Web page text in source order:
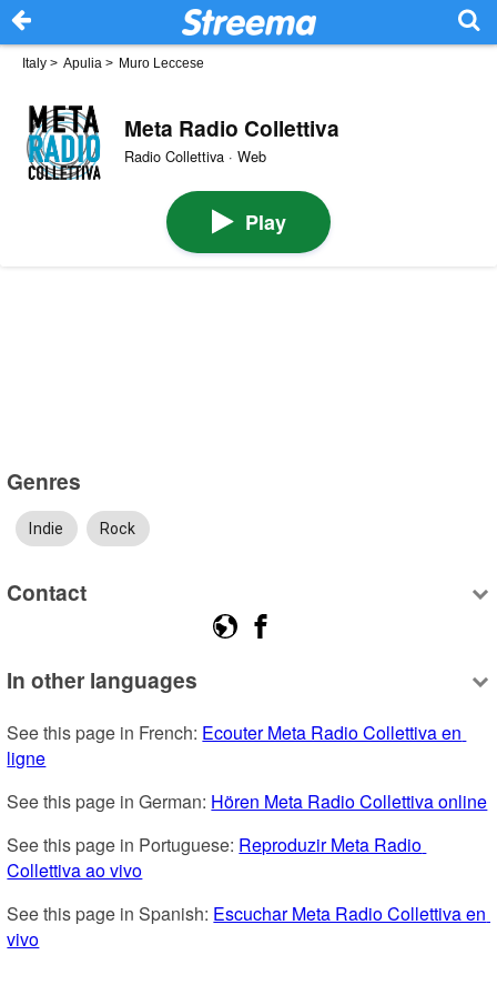
Italy > Apulia > Muro Leccese
Meta Radio Collettiva
Radio Collettiva · Web
Play
Genres
Indie Rock
Contact
In other languages
See this page in French: Ecouter Meta Radio Collettiva en
ligne
See this page in German: Hören Meta Radio Collettiva online
See this page in Portuguese: Reproduzir Meta Radio
Collettiva ao vivo
See this page in Spanish: Escuchar Meta Radio Collettiva en
vivo